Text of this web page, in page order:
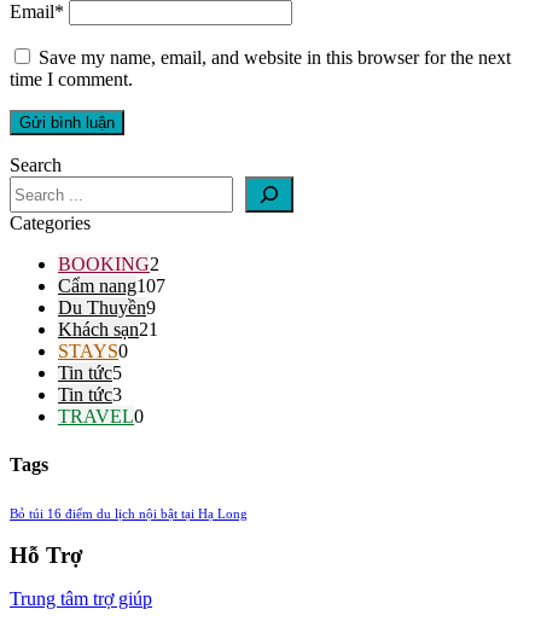
Email*
Save my name, email, and website in this browser for the next
time I comment.
Search
Categories
BOOKING2
Cẩm nang107
Du Thuyền9
Khách sạn21
STAYS0
Tin tức5
Tin tức3
TRAVEL0
Tags
Bỏ túi 16 điểm du lịch nội bật tại Hạ Long
Hỗ Trợ
Trung tâm trợ giúp